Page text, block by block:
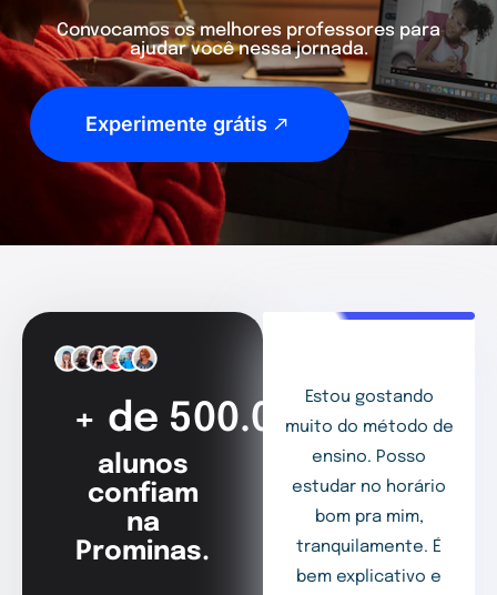
Convocamos os melhores professores para
ajudar você nessa jornada.
Experimente grátis
+ de 500.000
alunos
confiam
na
Prominas.
Estou gostando
muito do método de
ensino. Posso
estudar no horário
bom pra mim,
tranquilamente. É
bem explicativo e